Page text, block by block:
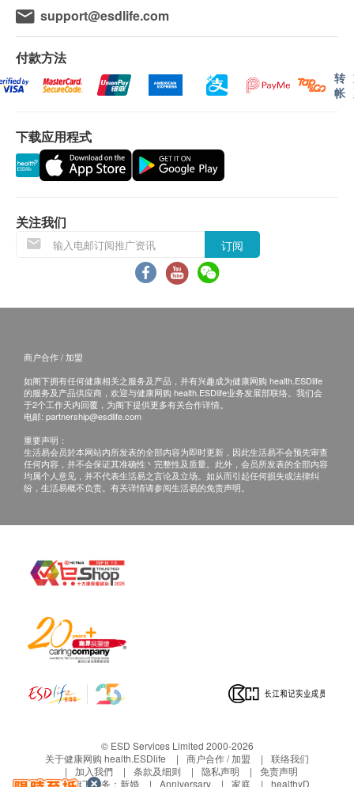
医疗机构执业许可证登记号：70852598-
844030317A1002
员均可以讲广东话，如当值医护人员不会讲广东话，亦
会有其他医护人员提供翻译服务。
注意事項
订购之牙科服务有效期为3个月，客户必须于3个月内
牙科诊所将根据客户的实际情况提供牙科服务。如检查
后发现客户所购订单不适用或不足以处理客户的口腔状
况，客户可选择终止服务并退款（不包括洗牙服务）。
如经检查后牙科医生建议其他牙科保健/治疗服务，而
定是否选购并承担有关责任。
「健康网购health.ESDlife」网站上所上架之牙科服务
不适用于「健康网购health.ESDlife」之「100%信心保
本服务/产品由商户提供。生活易【健康网购
此服务/产品的错漏或延误，或因使用此服务/产品而引
致的损失、损害、受伤或法律诉讼，「健康网购
health.ESDlife」概不负责。一切有关的索偿或查询，
须向提供服务之牙科诊所或商户提出。
深圳南山区粤海街道深圳湾科技生态园4栋1层12-18号
免费接送, 预约Whatsapp: +852 5698 0918）
support@esdlife.com
付款方法
转
帐
下载应用程式
关注我们
订阅
商户合作 / 加盟
如阁下拥有任何健康相关之服务及产品，并有兴趣成为健康网购 health.ESDlife
的服务及产品供应商，欢迎与健康网购 health.ESDlife业务发展部联络。我们会
于2个工作天内回覆，为阁下提供更多有关合作详情。
电邮: partnership@esdlife.com
重要声明：
生活易会员於本网站内所发表的全部内容为即时更新，因此生活易不会预先审查
任何内容，并不会保证其准确性丶完整性及质量。此外，会员所发表的全部内容
均属个人意见，并不代表生活易之言论及立场。如从而引起任何损失或法律纠
纷，生活易概不负责。有关详情请参阅生活易的免责声明。
© ESD Services Limited 2000-2026
关于健康网购 health.ESDlife
商户合作 / 加盟
联络我们
加入我們
条款及细则 隐私声明
免责声明
生活易旗下业务： 新婚 Anniversary 家庭 healthyD